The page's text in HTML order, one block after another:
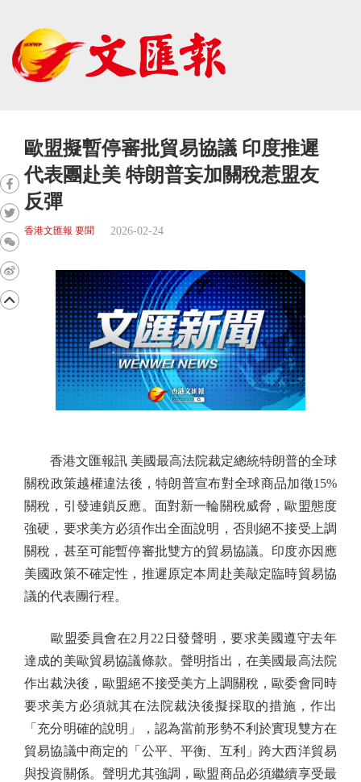
歐盟擬暫停審批貿易協議 印度推遲
代表團赴美 特朗普妄加關稅惹盟友
反彈
香港文匯報 要聞 2026-02-24
香港文匯報訊 美國最高法院裁定總統特朗普的全球
關稅政策越權違法後，特朗普宣布對全球商品加徵15%
關稅，引發連鎖反應。面對新一輪關稅威脅，歐盟態度
強硬，要求美方必須作出全面說明，否則絕不接受上調
關稅，甚至可能暫停審批雙方的貿易協議。印度亦因應
美國政策不確定性，推遲原定本周赴美敲定臨時貿易協
議的代表團行程。
歐盟委員會在2月22日發聲明，要求美國遵守去年
達成的美歐貿易協議條款。聲明指出，在美國最高法院
作出裁決後，歐盟絕不接受美方上調關稅，歐委會同時
要求美方必須就其在法院裁決後擬採取的措施，作出
「充分明確的說明」，認為當前形勢不利於實現雙方在
貿易協議中商定的「公平、平衡、互利」跨大西洋貿易
與投資關係。聲明尤其強調，歐盟商品必須繼續享受最